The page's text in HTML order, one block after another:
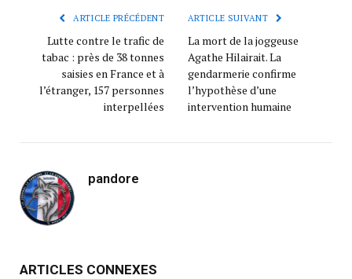
ARTICLE PRÉCÉDENT
Lutte contre le trafic de
tabac : près de 38 tonnes
saisies en France et à
l’étranger, 157 personnes
interpellées
ARTICLE SUIVANT
La mort de la joggeuse
Agathe Hilairait. La
gendarmerie confirme
l’hypothèse d’une
intervention humaine
pandore
ARTICLES CONNEXES